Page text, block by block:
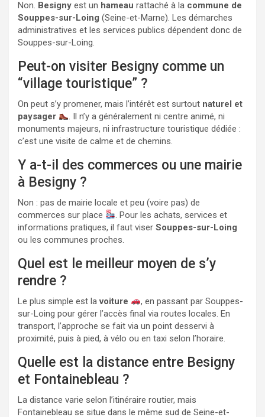
Non. Besigny est un hameau rattaché à la commune de
Souppes-sur-Loing (Seine-et-Marne). Les démarches
administratives et les services publics dépendent donc de
Souppes-sur-Loing.
Peut-on visiter Besigny comme un
“village touristique” ?
On peut s’y promener, mais l’intérêt est surtout naturel et
paysager
. Il n’y a généralement ni centre animé, ni
monuments majeurs, ni infrastructure touristique dédiée :
c’est une visite de calme et de chemins.
Y a-t-il des commerces ou une mairie
à Besigny ?
Non : pas de mairie locale et peu (voire pas) de
commerces sur place
. Pour les achats, services et
informations pratiques, il faut viser Souppes-sur-Loing
ou les communes proches.
Quel est le meilleur moyen de s’y
rendre ?
Le plus simple est lavoiture
, en passant par Souppes-
sur-Loing pour gérer l’accès final via routes locales. En
transport, l’approche se fait via un point desservi à
proximité, puis à pied, à vélo ou en taxi selon l’horaire.
Quelle est la distance entre Besigny
et Fontainebleau ?
La distance varie selon l’itinéraire routier, mais
Fontainebleau se situe dans le même sud de Seine-et-